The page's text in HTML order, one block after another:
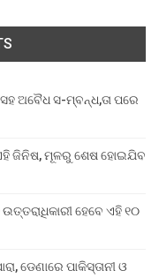
ଅବୈଧ ସ-ମ୍ବନ୍ଧ,ତା ପରେ
ଜିନିଷ, ମୂଳରୁ ଶେଷ ହୋଇଯିବ
ହେବେ ଏହି ୧୦
ଡେଣାରେ ପାକିସ୍ତାନୀ ଓ